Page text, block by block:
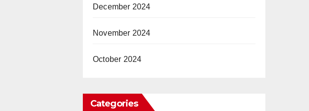
December 2024
November 2024
October 2024
Categories